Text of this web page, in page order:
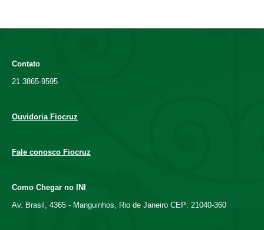
Contato
21 3865-9595
Ouvidoria Fiocruz
Fale conosco Fiocruz
Como Chegar no INI
Av. Brasil, 4365 - Manguinhos, Rio de Janeiro CEP: 21040-360